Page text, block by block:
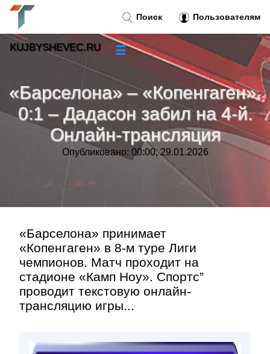
«Барселона» – «Копенгаген».
0:1 – Дадасон забил на 4-й.
Онлайн-трансляция
Опубликовано: 00:00, 29.01.2026
«Барселона» принимает
«Копенгаген» в 8-м туре Лиги
чемпионов. Матч проходит на
стадионе «Камп Ноу». Спортс”
проводит текстовую онлайн-
трансляцию игры...
Поиск Пользователям
KUJBYSHEVEC.RU ☰
Новости»
Тренды новостей »
Рубрики»
Контакт»